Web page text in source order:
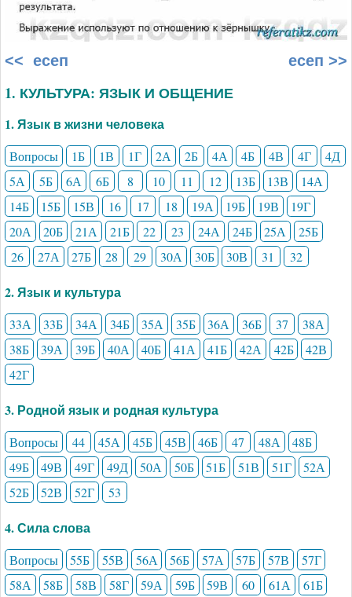
<< есеп есеп >>
1. КУЛЬТУРА: ЯЗЫК И ОБЩЕНИЕ
1. Язык в жизни человека
Вопросы 1Б 1В 1Г 2А 2Б 4А 4Б 4В 4Г
4Д
5А
5Б 6А 6Б 8 10 11 12 13Б 13В
14А
14Б
15Б 15В 16 17 18 19А 19Б 19В
19Г
20А
20Б 21А 21Б 22 23 24А 24Б 25А
25Б
26
27А 27Б 28 29 30А 30Б 30В 31 32
2. Язык и культура
33А 33Б 34А 34Б 35А 35Б 36А 36Б 37
38А
38Б
39А 39Б 40А 40Б 41А 41Б 42А 42Б
42В
42Г
3. Родной язык и родная культура
Вопросы 44 45А 45Б 45В 46Б 47 48А
48Б
49Б
49В 49Г 49Д 50А 50Б 51Б 51В 51Г
52А
52Б
52В 52Г 53
4. Сила слова
Вопросы 55Б 55В 56А 56Б 57А 57Б 57В
57Г
58А
58Б 58В 58Г 59А 59Б 59В 60 61А
61Б